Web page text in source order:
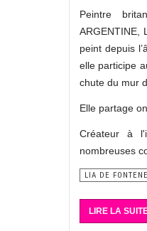
Peintre
ARGENTINE,
peint depuis
elle participe
chute du mur
Elle partage
Créateur à
nombreuses
LIA DE
LIRE LA